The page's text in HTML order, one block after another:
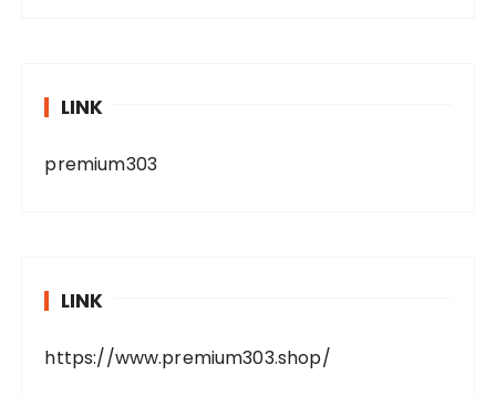
LINK
premium303
LINK
https://www.premium303.shop/